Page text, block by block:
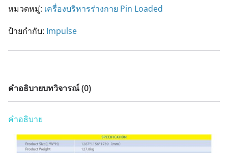
หมวดหมู่: เครื่องบริหารร่างกาย Pin Loaded
ป้ายกำกับ: Impulse
คำอธิบายบทวิจารณ์ (0)
คำอธิบาย